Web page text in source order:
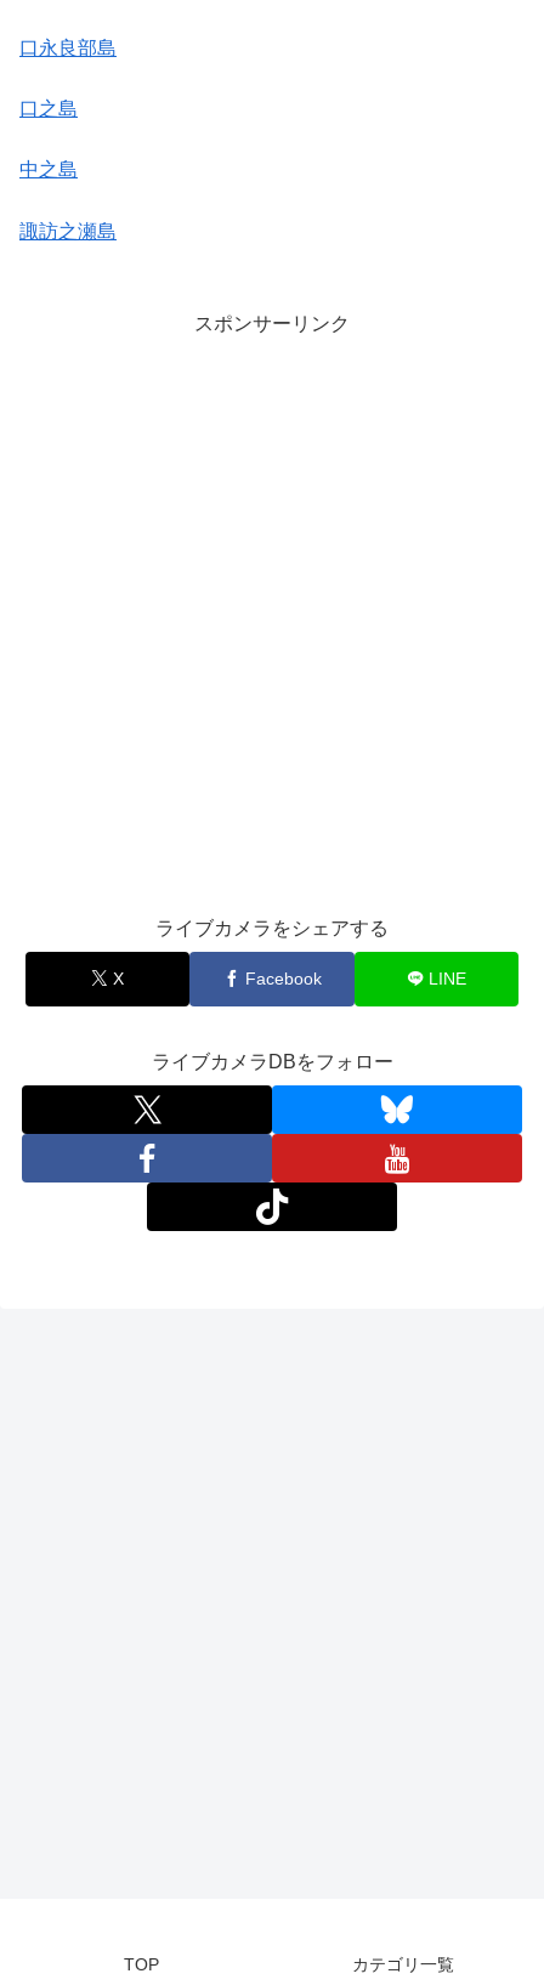
口永良部島
口之島
中之島
諏訪之瀬島
スポンサーリンク
ライブカメラをシェアする
X Facebook LINE
ライブカメラDBをフォロー
TOP カテゴリ一覧